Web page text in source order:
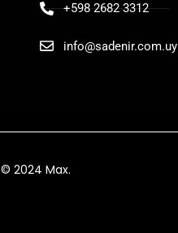
+598 2682 3312
info@sadenir.com.uy
© 2024 Max.